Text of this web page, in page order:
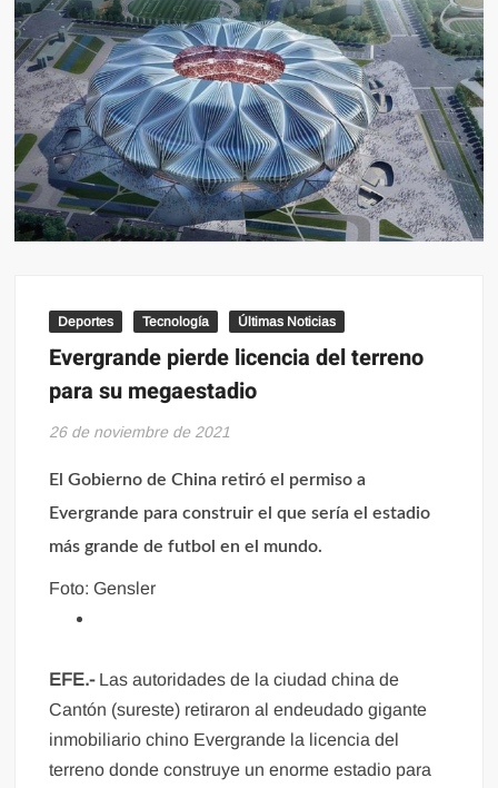
Deportes Tecnología Últimas Noticias
Evergrande pierde licencia del terreno
para su megaestadio
26 de noviembre de 2021
El Gobierno de China retiró el permiso a
Evergrande para construir el que sería el estadio
más grande de futbol en el mundo.
Foto: Gensler
EFE.- Las autoridades de la ciudad china de
Cantón (sureste) retiraron al endeudado gigante
inmobiliario chino Evergrande la licencia del
terreno donde construye un enorme estadio para